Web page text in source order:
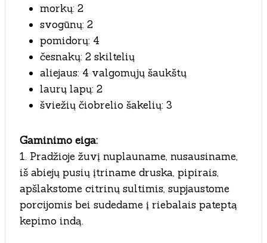
morkų: 2
svogūnų: 2
pomidorų: 4
česnakų: 2 skiltelių
aliejaus: 4 valgomųjų šaukštų
laurų lapų: 2
šviežių čiobrelio šakelių: 3
Gaminimo eiga:
1. Pradžioje žuvį nuplauname, nusausiname,
iš abiejų pusių įtriname druska, pipirais,
apšlakstome citrinų sultimis, supjaustome
porcijomis bei sudedame į riebalais pateptą
kepimo indą.